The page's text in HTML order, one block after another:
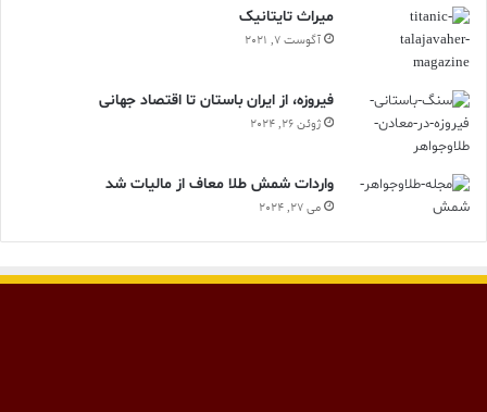
ميراث تايتانيک
آگوست 7, 2021
فیروزه، از ایران باستان تا اقتصاد جهانی
ژوئن 26, 2024
واردات شمش طلا معاف از مالیات شد
می 27, 2024